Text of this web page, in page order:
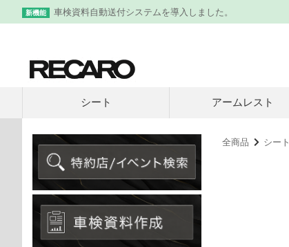
新機能 車検資料自動送付システムを導入しました。
シート アームレスト
全商品 シート